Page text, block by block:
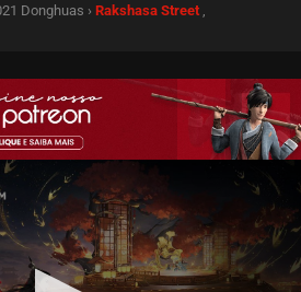
Donghuas › Rakshasa Street